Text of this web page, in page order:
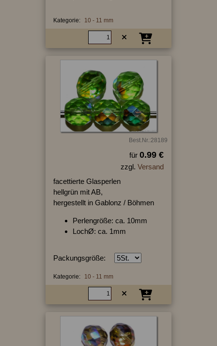
Kategorie: 10 - 11 mm
Best.Nr.:28189
für 0.99 €
zzgl. Versand
facettierte Glasperlen
hellgrün mit AB,
hergestellt in Gablonz / Böhmen
Perlengröße: ca. 10mm
LochØ: ca. 1mm
Packungsgröße:
Kategorie: 10 - 11 mm